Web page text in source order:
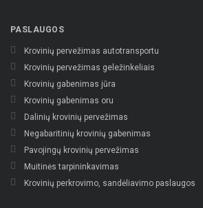
PASLAUGOS
Krovinių pervežimas autotransportu
Krovinių pervežimas geležinkeliais
Krovinių gabenimas jūra
Krovinių gabenimas oru
Dalinių krovinių pervežimas
Negabaritinių krovinių gabenimas
Pavojingų krovinių pervežimas
Muitinės tarpininkavimas
Krovinių perkrovimo, sandėliavimo paslaugos